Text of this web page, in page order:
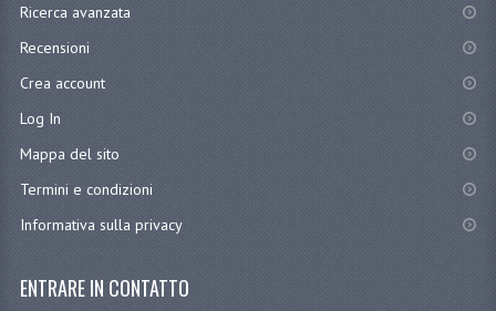
Ricerca avanzata
Recensioni
Crea account
Log In
Mappa del sito
Termini e condizioni
Informativa sulla privacy
ENTRARE IN CONTATTO